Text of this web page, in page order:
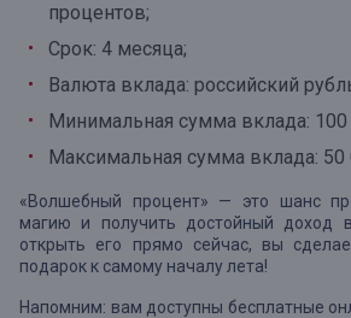
процентов;
Срок: 4 месяца;
Валюта вклада: российский
Минимальная сумма вклада: 100
Максимальная сумма вклада: 50
«Волшебный процент» — это шанс
магию и получить достойный доход
открыть его прямо сейчас, вы
подарок к самому началу лета!
Напомним: вам доступны бесплатные